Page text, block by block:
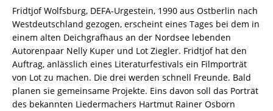
8
Menge
Fridtjof Wolfsburg, DEFA-Urgestein, 1990 aus Ostberlin nach
Westdeutschland gezogen, erscheint eines Tages bei dem in
einem alten Deichgrafhaus an der Nordsee lebenden
Autorenpaar Nelly Kuper und Lot Ziegler. Fridtjof hat den
Auftrag, anlässlich eines Literaturfestivals ein Filmporträt
von Lot zu machen. Die drei werden schnell Freunde. Bald
planen sie gemeinsame Projekte. Eins davon soll das Porträt
des bekannten Liedermachers Hartmut Rainer Osborn